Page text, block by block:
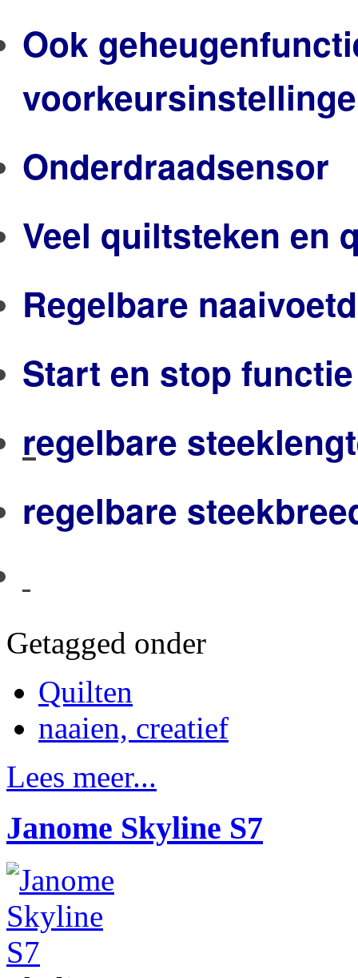
Ook
Onderdraadsensor
Veel quiltsteken en
Regelbare
Start en stop functie
regelbare
regelbare
Getagged onder
Quilten
naaien, creatief
Lees meer...
Janome Skyline S7